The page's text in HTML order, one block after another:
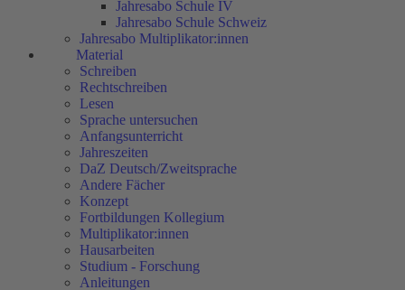
Jahresabo Schule IV
Jahresabo Schule Schweiz
Jahresabo Multiplikator:innen
Material
Schreiben
Rechtschreiben
Lesen
Sprache untersuchen
Anfangsunterricht
Jahreszeiten
DaZ Deutsch/Zweitsprache
Andere Fächer
Konzept
Fortbildungen Kollegium
Multiplikator:innen
Hausarbeiten
Studium - Forschung
Anleitungen